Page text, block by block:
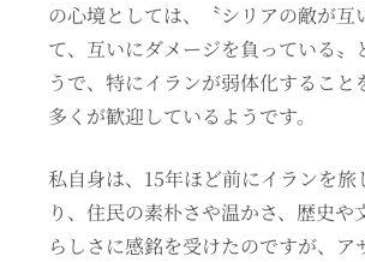
の心境としては、〝シリアの敵が互
て、互いにダメージを負っている〟
うで、特にイランが弱体化すること
多くが歓迎しているようです。
私自身は、15年ほど前にイランを旅
り、住民の素朴さや温かさ、歴史や
らしさに感銘を受けたのですが、ア